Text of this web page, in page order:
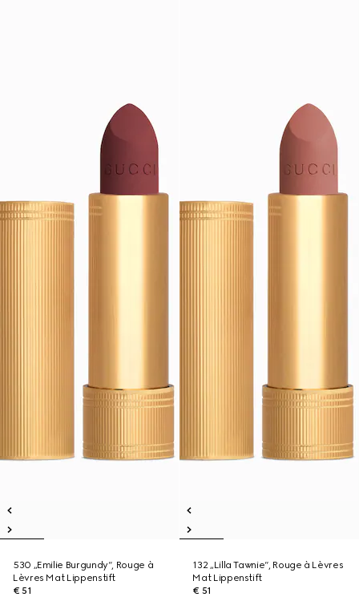
530 „Emilie Burgundy“, Rouge à
Lèvres Mat Lippenstift
€ 51
132 „Lilla Tawnie“, Rouge à Lèvres
Mat Lippenstift
€ 51